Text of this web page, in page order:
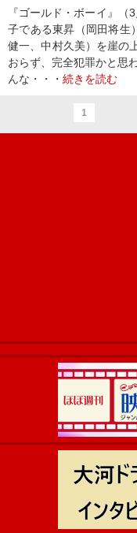
『ゴールド・ボーイ』
子である東昇（岡田将生
健一、中村久美）を崖
おらず、完全犯罪かと思
んな・・・ 続きを読む
1